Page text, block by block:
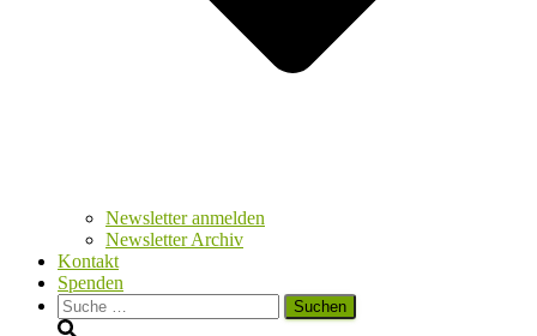
Newsletter anmelden
Newsletter Archiv
Kontakt
Spenden
Suche
nach: